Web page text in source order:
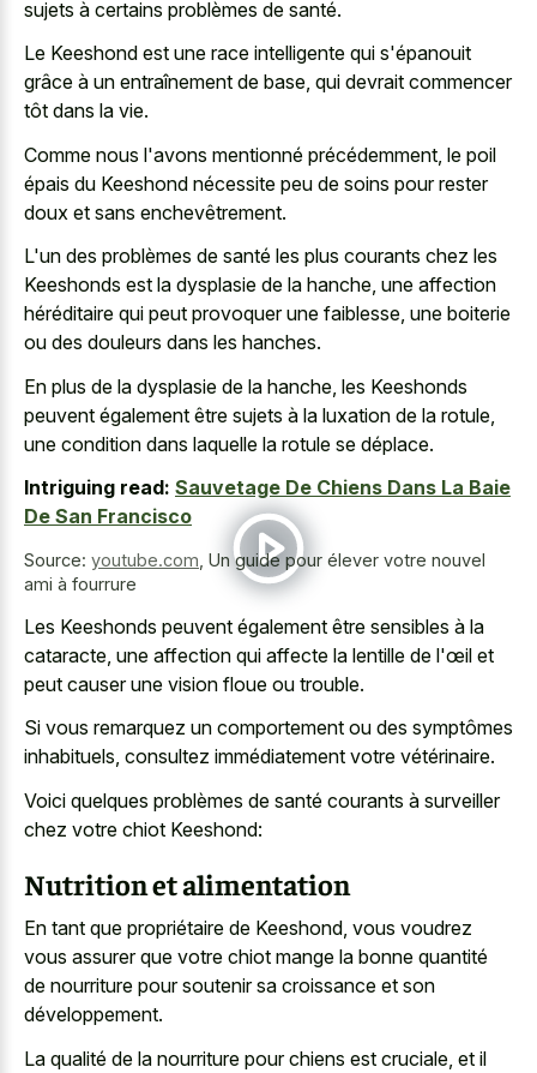
sujets à certains problèmes de santé.
Le Keeshond est une race intelligente qui s'épanouit
grâce à un entraînement de base, qui devrait commencer
tôt dans la vie.
Comme nous l'avons mentionné précédemment, le poil
épais du Keeshond nécessite peu de soins pour rester
doux et sans enchevêtrement.
L'un des problèmes de santé les plus courants chez les
Keeshonds est la dysplasie de la hanche, une affection
héréditaire qui peut provoquer une faiblesse, une boiterie
ou des douleurs dans les hanches.
En plus de la dysplasie de la hanche, les Keeshonds
peuvent également être sujets à la luxation de la rotule,
une condition dans laquelle la rotule se déplace.
Intriguing read: Sauvetage De Chiens Dans La Baie
De San Francisco
Source: youtube.com Un guide pour élever votre nouvel
ami à fourrure
Les Keeshonds peuvent également être sensibles à la
cataracte, une affection qui affecte la lentille de l'œil et
peut causer une vision floue ou trouble.
Si vous remarquez un comportement ou des symptômes
inhabituels, consultez immédiatement votre vétérinaire.
Voici quelques problèmes de santé courants à surveiller
chez votre chiot Keeshond:
Nutrition et alimentation
En tant que propriétaire de Keeshond, vous voudrez
vous assurer que votre chiot mange la bonne quantité
de nourriture pour soutenir sa croissance et son
développement.
La qualité de la nourriture pour chiens est cruciale, et il